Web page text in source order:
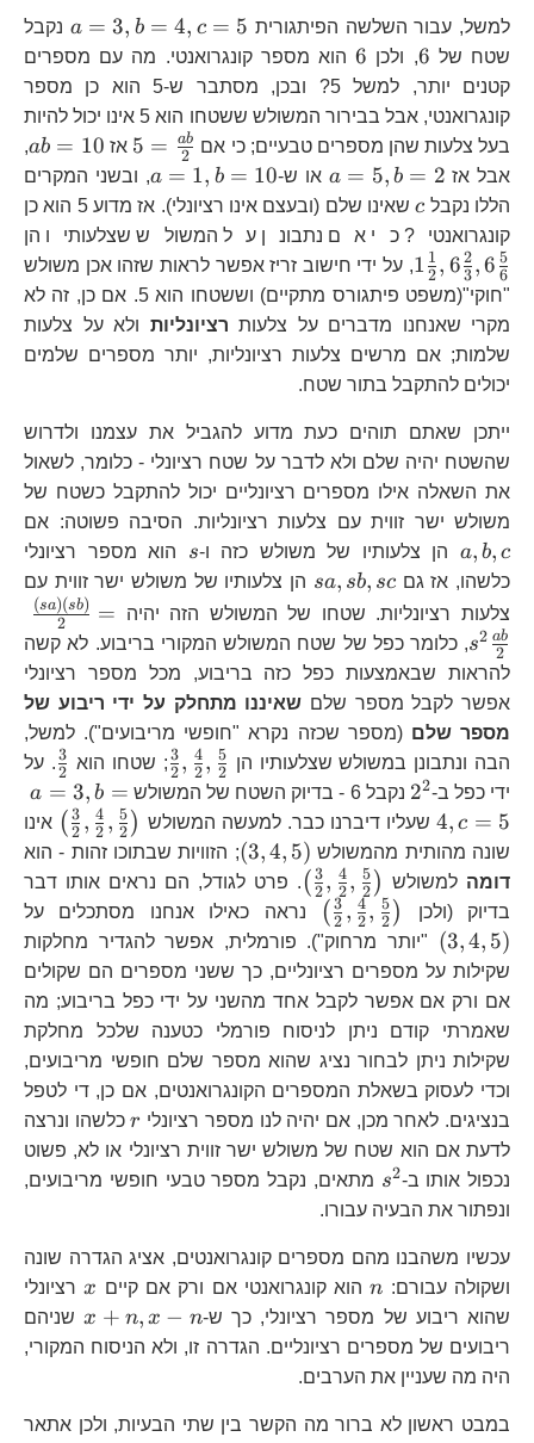
למשל, עבור השלשה הפיתגורית a = 3, b = 4, c = 5
נקבל
שטח של
6 6, ולכן 6 6הוא מספר קונגרואנטי. מה עם מספרים
קטנים יותר, למשל 5? ובכן, מסתבר ש-5 הוא כן מספר
קונגרואנטי, אבל בבירור המשולש ששטחו הוא 5 אינו יכול להיות
בעל צלעות שהן מספרים טבעיים; כי אם
5=\frac{ab}
{2}
5 = 2
ab אז ab = 10
,
אבל אז
a=5,b=2 a = 5, b = 2 או ש- a=1,b=10
a = 1, b = 10
, ובשני המקרים
הללו נקבל
c c
שאינו שלם (ובעצם אינו רציונלי). אז מדוע 5 הוא כן
קונגרואנטי? כי אם נתבונן על המשולש שצלעותיו הן
1 2
1 , 63
2,6 6
5
, על ידי חישוב זריז אפשר לראות שזהו אכן משולש
"חוקי"(משפט פיתגורס מתקיים) וששטחו הוא 5. אם כן, זה לא
מקרי שאנחנו מדברים על צלעות רציונליות ולא על צלעות
שלמות; אם מרשים צלעות רציונליות, יותר מספרים שלמים
יכולים להתקבל בתור שטח.
ייתכן שאתם תוהים כעת מדוע להגביל את עצמנו ולדרוש
שהשטח יהיה שלם ולא לדבר על שטח רציונלי - כלומר, לשאול
את השאלה אילו מספרים רציונליים יכול להתקבל כשטח של
משולש ישר זווית עם צלעות רציונליות. הסיבה פשוטה: אם
a, b, c הן צלעותיו של משולש כזה ו-
s
s הוא מספר רציונלי
כלשהו, אז גם
sa,sb,sc sa, sb, sc
הן צלעותיו של משולש ישר זווית עם
צלעות רציונליות. שטחו של המשולש הזה יהיה
2
(sa)(sb) =
s2
2
ab
, כלומר כפל של שטח המשולש המקורי בריבוע. לא קשה
להראות שבאמצעות כפל כזה בריבוע, מכל מספר רציונלי
אפשר לקבל מספר שלם שאיננו מתחלק על ידי ריבוע של
מספר שלם (מספר שכזה נקרא "חופשי מריבועים"). למשל,
הבה ונתבונן במשולש שצלעותיו הן
\frac{3}
{2},\frac{4}
{2},\frac{5}
{2}
2
3, 2
4, 2
5 ; שטחו הוא
{2}
2
3. על
ידי כפל ב-
2^{2} 22 נקבל 6 - בדיוק השטח של המשולש a = 3, b =
4, c = 5 שעליו דיברנו כבר. למעשה המשולש ( 2
3 , 2
4 , 2
5 )
אינו
שונה מהותית מהמשולש
\left(3,4,5\right)
(3,4, 5)
; הזוויות שבתוכו זהות - הוא
דומה למשולש
\left(\frac{3}
{2},\frac{4}
{2},\frac{5}
{2}\right)
( 2
3, 2
4, 2
5 )
. פרט לגודל, הם נראים אותו דבר
בדיוק (ולכן
\left(\frac{3}
{2},\frac{4}
{2},\frac{5}
{2}\right)
( 2
3 , 2
4, 2
5 ) נראה כאילו אנחנו מסתכלים על
(3,4, 5)
"יותר מרחוק"). פורמלית, אפשר להגדיר מחלקות
שקילות על מספרים רציונליים, כך ששני מספרים הם שקולים
אם ורק אם אפשר לקבל אחד מהשני על ידי כפל בריבוע; מה
שאמרתי קודם ניתן לניסוח פורמלי כטענה שלכל מחלקת
שקילות ניתן לבחור נציג שהוא מספר שלם חופשי מריבועים,
וכדי לעסוק בשאלת המספרים הקונגרואנטים, אם כן, די לטפל
בנציגים. לאחר מכן, אם יהיה לנו מספר רציונלי
r
rכלשהו ונרצה
לדעת אם הוא שטח של משולש ישר זווית רציונלי או לא, פשוט
נכפול אותו ב-
s^{2} s2
מתאים, נקבל מספר טבעי חופשי מריבועים,
ונפתור את הבעיה עבורו.
עכשיו משהבנו מהם מספרים קונגרואנטים, אציג הגדרה שונה
ושקולה עבורם:
n nהוא קונגרואנטי אם ורק אם קיים x
xרציונלי
שהוא ריבוע של מספר רציונלי, כך ש-
x+n,x-
n
x + n, x − n
שניהם
ריבועים של מספרים רציונליים. הגדרה זו, ולא הניסוח המקורי,
היה מה שעניין את הערבים.
במבט ראשון לא ברור מה הקשר בין שתי הבעיות, ולכן אתאר